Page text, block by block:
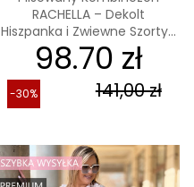
RACHELLA – Dekolt
Hiszpanka i Zwiewne Szorty...
98.70 zł
141,00 zł
-30%